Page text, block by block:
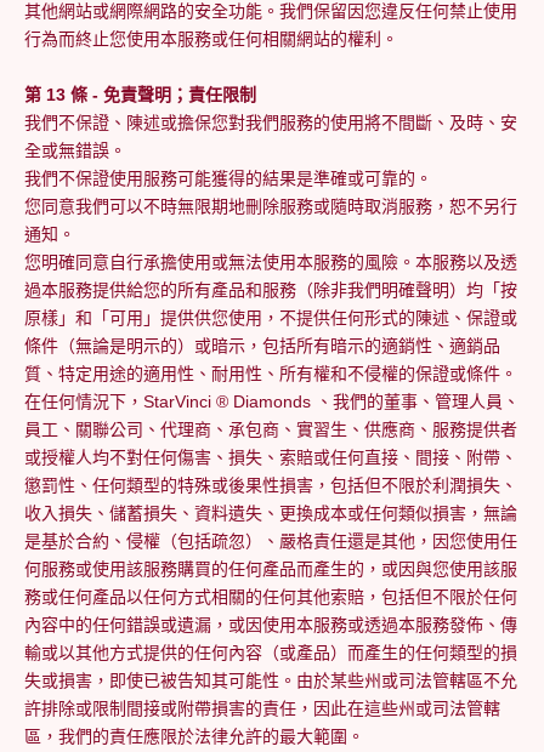
其他網站或網際網路的安全功能。我們保留因您違反任何禁止使用
行為而終止您使用本服務或任何相關網站的權利。
第 13 條 - 免責聲明；責任限制
我們不保證、陳述或擔保您對我們服務的使用將不間斷、及時、安
全或無錯誤。
我們不保證使用服務可能獲得的結果是準確或可靠的。
您同意我們可以不時無限期地刪除服務或隨時取消服務，恕不另行
通知。
您明確同意自行承擔使用或無法使用本服務的風險。本服務以及透
過本服務提供給您的所有產品和服務（除非我們明確聲明）均「按
原樣」和「可用」提供供您使用，不提供任何形式的陳述、保證或
條件（無論是明示的）或暗示，包括所有暗示的適銷性、適銷品
質、特定用途的適用性、耐用性、所有權和不侵權的保證或條件。
在任何情況下，StarVinci ® Diamonds 、我們的董事、管理人員、
員工、關聯公司、代理商、承包商、實習生、供應商、服務提供者
或授權人均不對任何傷害、損失、索賠或任何直接、間接、附帶、
懲罰性、任何類型的特殊或後果性損害，包括但不限於利潤損失、
收入損失、儲蓄損失、資料遺失、更換成本或任何類似損害，無論
是基於合約、侵權（包括疏忽）、嚴格責任還是其他，因您使用任
何服務或使用該服務購買的任何產品而產生的，或因與您使用該服
務或任何產品以任何方式相關的任何其他索賠，包括但不限於任何
內容中的任何錯誤或遺漏，或因使用本服務或透過本服務發佈、傳
輸或以其他方式提供的任何內容（或產品）而產生的任何類型的損
失或損害，即使已被告知其可能性。由於某些州或司法管轄區不允
許排除或限制間接或附帶損害的責任，因此在這些州或司法管轄
區，我們的責任應限於法律允許的最大範圍。